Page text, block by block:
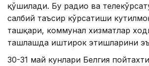
қўшилади. Бу радио ва
салбий таъсир кўрсатиши
ташқари, коммунал хизматлар
ташлашда иштирок этишларини
30-31 май кунлари Белгия